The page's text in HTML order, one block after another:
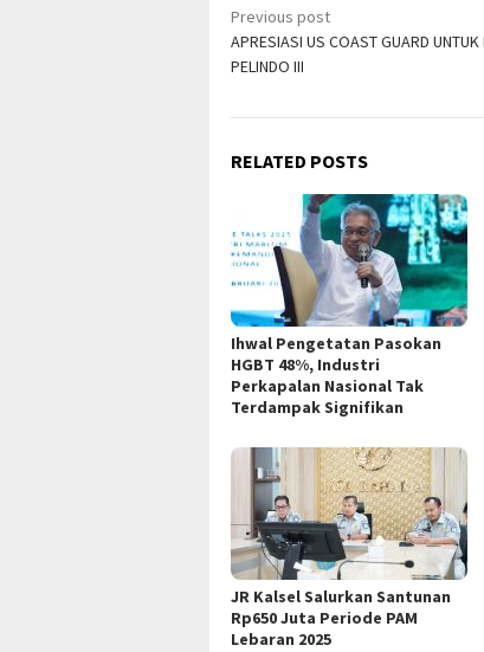
Post
navigation
Previous post
APRESIASI US COAST GUARD
PELINDO III
RELATED POSTS
Ihwal Pengetatan Pasokan
HGBT 48%, Industri
Perkapalan Nasional Tak
Terdampak Signifikan
JR Kalsel Salurkan Santunan
Rp650 Juta Periode PAM
Lebaran 2025